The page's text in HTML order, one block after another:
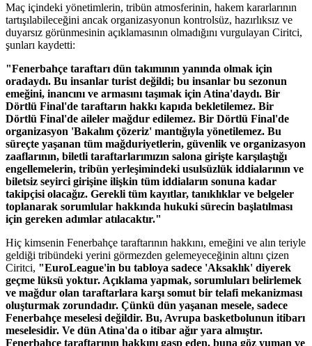
Maç içindeki yönetimlerin, tribün atmosferinin, hakem kararlarının
tartışılabileceğini ancak organizasyonun kontrolsüz, hazırlıksız ve
duyarsız görünmesinin açıklamasının olmadığını vurgulayan Ciritci,
şunları kaydetti:
"Fenerbahçe taraftarı dün takımının yanında olmak için
oradaydı. Bu insanlar turist değildi; bu insanlar bu sezonun
emeğini, inancını ve armasını taşımak için Atina'daydı. Bir
Dörtlü Final'de taraftarın hakkı kapıda bekletilemez. Bir
Dörtlü Final'de aileler mağdur edilemez. Bir Dörtlü Final'de
organizasyon 'Bakalım çözeriz' mantığıyla yönetilemez. Bu
süreçte yaşanan tüm mağduriyetlerin, güvenlik ve organizasyon
zaaflarının, biletli taraftarlarımızın salona girişte karşılaştığı
engellemelerin, tribün yerleşimindeki usulsüzlük iddialarının ve
biletsiz seyirci girişine ilişkin tüm iddiaların sonuna kadar
takipçisi olacağız. Gerekli tüm kayıtlar, tanıklıklar ve belgeler
toplanarak sorumlular hakkında hukuki sürecin başlatılması
için gereken adımlar atılacaktır."
Hiç kimsenin Fenerbahçe taraftarının hakkını, emeğini ve alın teriyle
geldiği tribündeki yerini görmezden gelemeyeceğinin altını çizen
Ciritci, "EuroLeague'in bu tabloya sadece 'Aksaklık' diyerek
geçme lüksü yoktur. Açıklama yapmak, sorumluları belirlemek
ve mağdur olan taraftarlara karşı somut bir telafi mekanizması
oluşturmak zorundadır. Çünkü dün yaşanan mesele, sadece
Fenerbahçe meselesi değildir. Bu, Avrupa basketbolunun itibarı
meselesidir. Ve dün Atina'da o itibar ağır yara almıştır.
Fenerbahçe taraftarının hakkını gasp eden, buna göz yuman ve